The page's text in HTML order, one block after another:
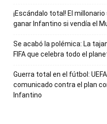
¡Escándalo total! El
ganar Infantino si vendía el
Se acabó la polémica: La
FIFA que celebra todo el
Guerra total en el fútbol:
comunicado contra el plan
Infantino